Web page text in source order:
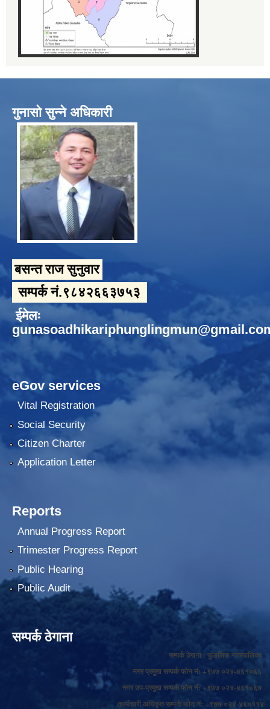
गुनासो सुन्ने अधिकारी
बसन्त राज सुनुवार
सम्पर्क नं.९८४२६६३७५३
ईमेलः
eGov services
Vital Registration
Social Security
Citizen Charter
Application Letter
Reports
Annual Progress Report
Trimester Progress Report
Public Hearing
Public Audit
सम्पर्क ठेगाना
सम्पर्क ठेगाना : फुङलिङ नगरपालिका
नगर प्रमुख सम्पर्क फोन नं: +९७७ ०२४-४६१०६६
नगर उप-प्रमुख सम्पर्क फोन नं: +९७७ ०२४-४६१०६७
कार्यकारी अधिकृत सम्पर्क फोन नं: +९७७ ०२४-४६०११४